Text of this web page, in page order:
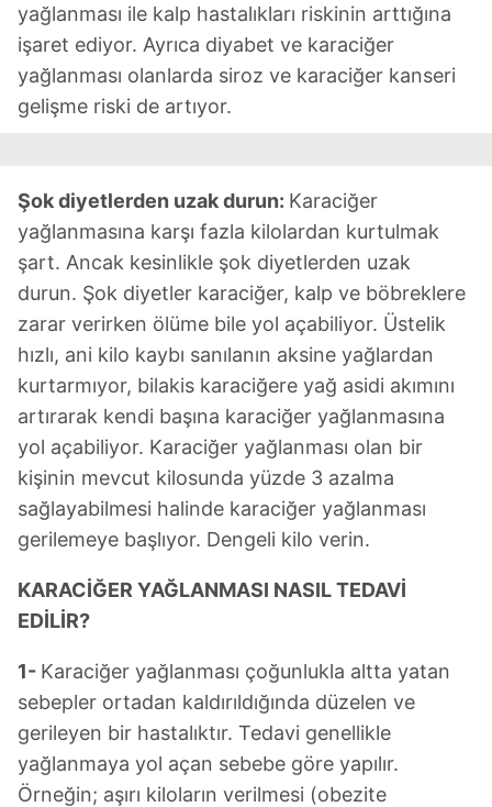
yağlanması ile kalp hastalıkları riskinin arttığına
işaret ediyor. Ayrıca diyabet ve karaciğer
yağlanması olanlarda siroz ve karaciğer kanseri
gelişme riski de artıyor.
Şok diyetlerden uzak durun: Karaciğer
yağlanmasına karşı fazla kilolardan kurtulmak
şart. Ancak kesinlikle şok diyetlerden uzak
durun. Şok diyetler karaciğer, kalp ve böbreklere
zarar verirken ölüme bile yol açabiliyor. Üstelik
hızlı, ani kilo kaybı sanılanın aksine yağlardan
kurtarmıyor, bilakis karaciğere yağ asidi akımını
artırarak kendi başına karaciğer yağlanmasına
yol açabiliyor. Karaciğer yağlanması olan bir
kişinin mevcut kilosunda yüzde 3 azalma
sağlayabilmesi halinde karaciğer yağlanması
gerilemeye başlıyor. Dengeli kilo verin.
KARACİĞER YAĞLANMASI NASIL TEDAVİ
EDİLİR?
1- Karaciğer yağlanması çoğunlukla altta yatan
sebepler ortadan kaldırıldığında düzelen ve
gerileyen bir hastalıktır. Tedavi genellikle
yağlanmaya yol açan sebebe göre yapılır.
Örneğin; aşırı kiloların verilmesi (obezite